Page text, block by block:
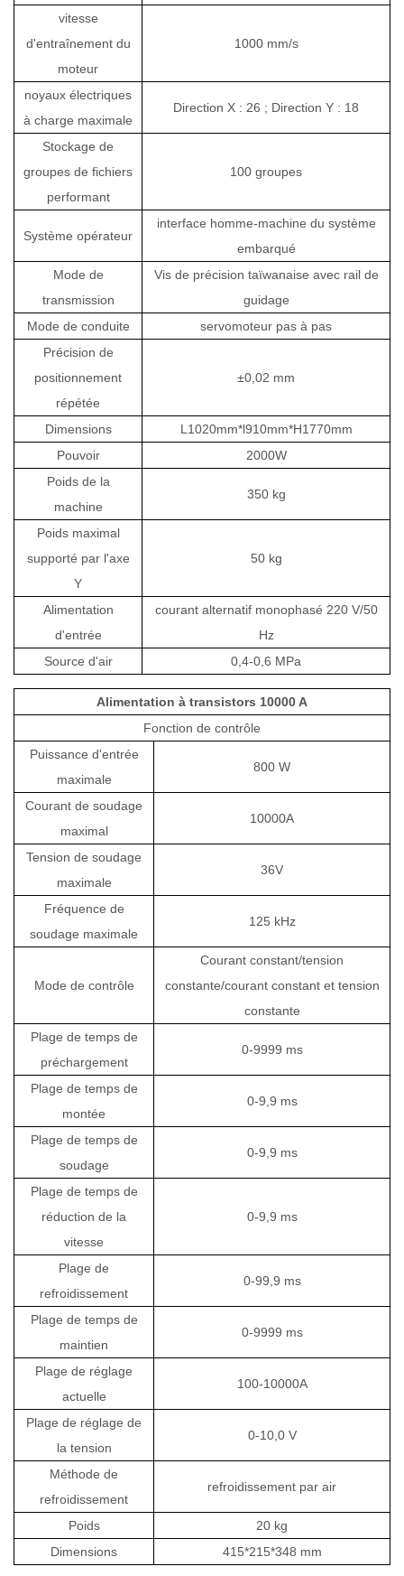
vitesse
d'entraînement du
moteur
1000 mm/s
noyaux électriques
à charge maximale
Direction X : 26 ; Direction Y : 18
Stockage de
groupes de fichiers
performant
100 groupes
Système opérateur
interface homme-machine du système
embarqué
Mode de
transmission
Vis de précision taïwanaise avec rail de
guidage
Mode de conduite
servomoteur pas à pas
Précision de
positionnement
répétée
±0,02 mm
Dimensions
L1020mm*l910mm*H1770mm
Pouvoir
2000W
Poids de la
machine
350 kg
Poids maximal
supporté par l'axe
Y
50 kg
Alimentation
d'entrée
courant alternatif monophasé 220 V/50
Hz
Source d'air
0,4-0,6 MPa
Alimentation à transistors 10000 A
Fonction de contrôle
Puissance d'entrée
maximale
800 W
Courant de soudage
maximal
10000A
Tension de soudage
maximale
36V
Fréquence de
soudage maximale
125 kHz
Mode de contrôle
Courant constant/tension
constante/courant constant et tension
constante
Plage de temps de
préchargement
0-9999 ms
Plage de temps de
montée
0-9,9 ms
Plage de temps de
soudage
0-9,9 ms
Plage de temps de
réduction de la
vitesse
0-9,9 ms
Plage de
refroidissement
0-99,9 ms
Plage de temps de
maintien
0-9999 ms
Plage de réglage
actuelle
100-10000A
Plage de réglage de
la tension
0-10,0 V
Méthode de
refroidissement
refroidissement par air
Poids
20 kg
Dimensions
415*215*348 mm